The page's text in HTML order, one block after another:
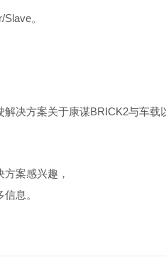
。
解决方案关于康谋BRICK2与车载
案感兴趣，
息。